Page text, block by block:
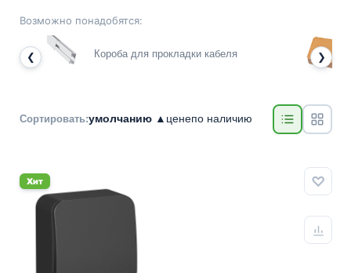
Возможно понадобятся:
❮ Короба для прокладки кабеля ❯
Сортировать:умолчанию ▲ ценепо наличию
Хит